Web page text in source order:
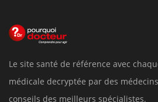
Le site santé de référence avec
médicale decryptée par des
conseils des meilleurs spécialistes.